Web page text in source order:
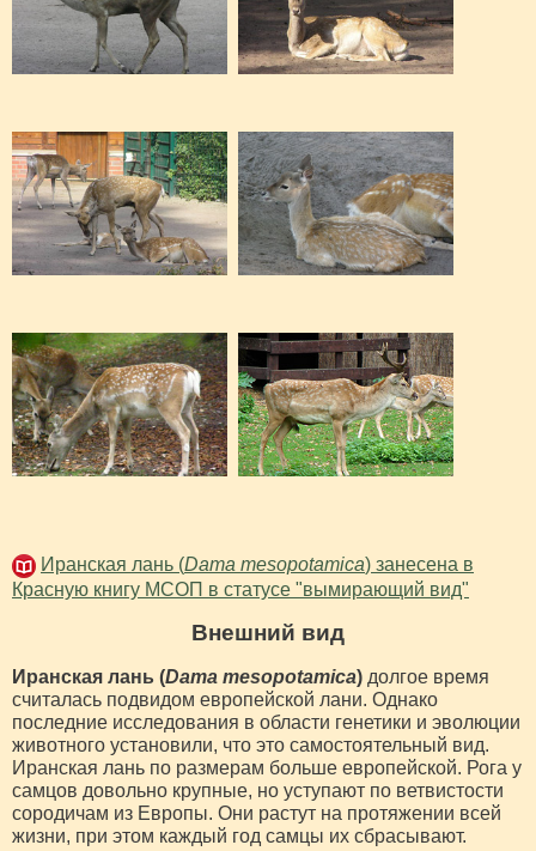
Иранская лань (Dama mesopotamica) занесена в
Красную книгу МСОП в статусе "вымирающий вид"
Внешний вид
Иранская лань (Dama mesopotamica) долгое время
считалась подвидом европейской лани. Однако
последние исследования в области генетики и эволюции
животного установили, что это самостоятельный вид.
Иранская лань по размерам больше европейской. Рога у
самцов довольно крупные, но уступают по ветвистости
сородичам из Европы. Они растут на протяжении всей
жизни, при этом каждый год самцы их сбрасывают.